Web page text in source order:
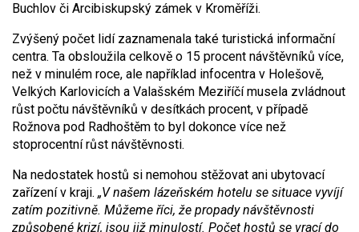
Buchlov či Arcibiskupský zámek v Kroměříži.
Zvýšený počet lidí zaznamenala také turistická informační
centra. Ta obsloužila celkově o 15 procent návštěvníků více,
než v minulém roce, ale například infocentra v Holešově,
Velkých Karlovicích a Valašském Meziříčí musela zvládnout
růst počtu návštěvníků v desítkách procent, v případě
Rožnova pod Radhoštěm to byl dokonce více než
stoprocentní růst návštěvnosti.
Na nedostatek hostů si nemohou stěžovat ani ubytovací
zařízení v kraji. „V našem lázeňském hotelu se situace vyvíjí
zatím pozitivně. Můžeme říci, že propady návštěvnosti
způsobené krizí, jsou již minulostí. Počet hostů se vrací do